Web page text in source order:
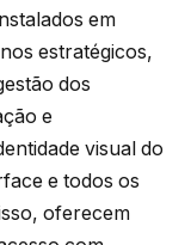
em
estratégicos,
dos
e
visual do
e todos os
oferecem